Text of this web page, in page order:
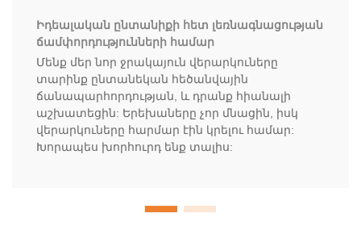
Իդեալական ընտանիքի հետ լեռնագնացության
ճամփորդությունների համար
Մենք մեր նոր ջրակայուն վերարկուները
տարինք ընտանեկան հեծանվային
ճանապարհորդության, և դրանք հիանալի
աշխատեցին: Երեխաները չոր մնացին, իսկ
վերարկուները հարմար էին կրելու համար:
Խորապես խորհուրդ ենք տալիս: